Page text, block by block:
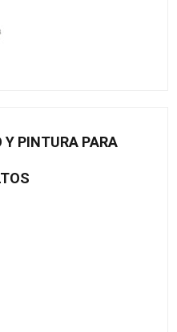
Y PINTURA PARA